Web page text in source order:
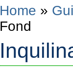
Home »
Fond